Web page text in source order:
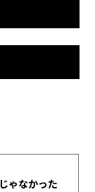
ゃなかった